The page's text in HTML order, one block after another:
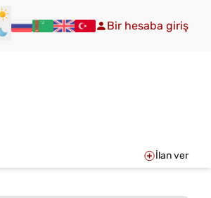
Bir hesaba giriş
İlan ver